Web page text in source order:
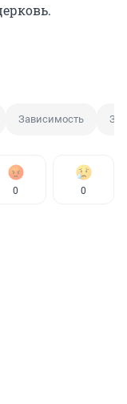
Зависимость
0 0